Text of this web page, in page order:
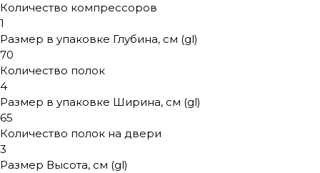
Количество компрессоров
1
Размер в упаковке Глубина, см (gl)
70
Количество полок
4
Размер в упаковке Ширина, см (gl)
65
Количество полок на двери
3
Размер Высота, см (gl)